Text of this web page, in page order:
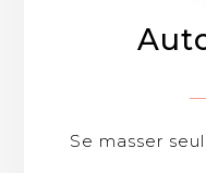
Se masser